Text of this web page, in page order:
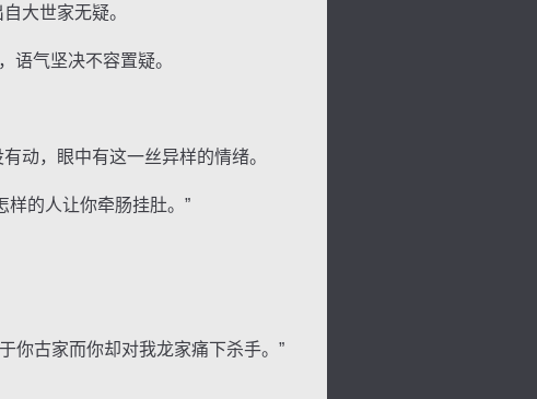
大世家无疑。
气坚决不容置疑。
，眼中有这一丝异样的情绪。
的人让你牵肠挂肚。”
你古家而你却对我龙家痛下杀手。”